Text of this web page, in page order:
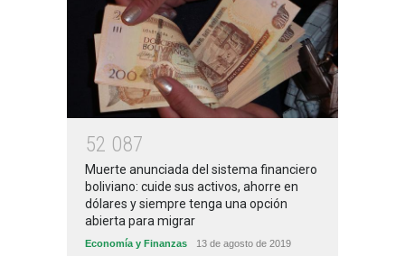
52 087
Muerte anunciada del sistema financiero
boliviano: cuide sus activos, ahorre en
dólares y siempre tenga una opción
abierta para migrar
Economía y Finanzas 13 de agosto de 2019